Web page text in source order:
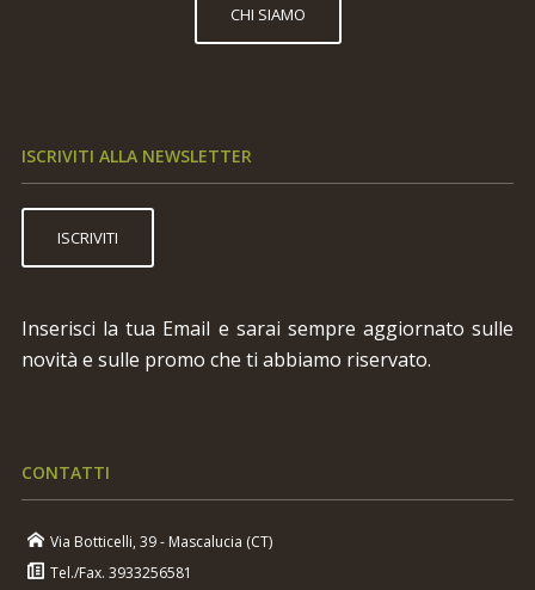
CHI SIAMO
ISCRIVITI ALLA NEWSLETTER
ISCRIVITI
Inserisci la tua Email e sarai sempre aggiornato sulle
novità e sulle promo che ti abbiamo riservato.
CONTATTI
Via Botticelli, 39 - Mascalucia (CT)
Tel./Fax. 3933256581